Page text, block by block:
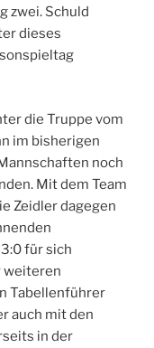
zwei. Schuld
dieses
die Truppe vom
im bisherigen
noch
Mit dem Team
Zeidler dagegen
für sich
weiteren
Tabellenführer
auch mit den
in der